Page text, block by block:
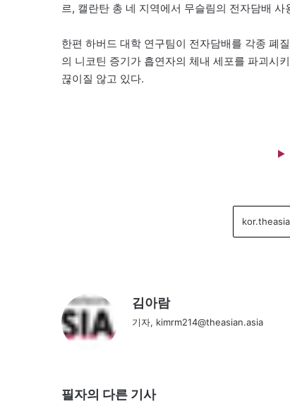
르, 캘란탄 총 네 지역에서 무슬림의 전자담배
한편 하버드 대학 연구팀이 전자담배를 각종 폐
의 니코틴 증기가 흡연자의 체내 세포를 파괴시
끊이질 않고 있다.
김아람
기자, kimrm214@theasian.asia
필자의 다른 기사